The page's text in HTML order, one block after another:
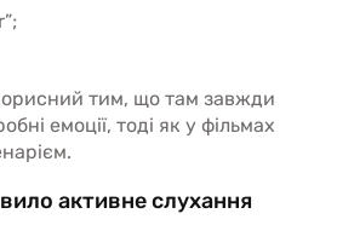
тим, що там завжди
емоції, тоді як у фільмах
активне слухання